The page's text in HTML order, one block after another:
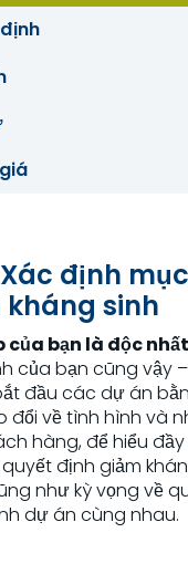
định
kháng sinh
của bạn là độc nhất
của bạn cũng vậy
đầu các dự án
đổi về tình hình và
hàng, để hiểu
định giảm
như kỳ vọng về
dự án cùng nhau.